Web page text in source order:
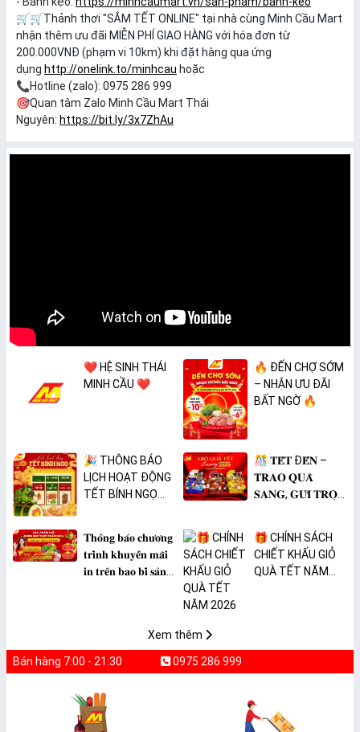
🛒🛒Thảnh thơi "SẮM TẾT ONLINE" tại nhà cùng Minh Cầu Mart
nhận thêm ưu đãi MIỄN PHÍ GIAO HÀNG với hóa đơn từ
200.000VNĐ (phạm vi 10km) khi đặt hàng qua ứng
dụng http://onelink.to/minhcau hoặc
📞Hotline (zalo): 0975 286 999
🎯Quan tâm Zalo Minh Cầu Mart Thái
Nguyên: https://bit.ly/3x7ZhAu
❤️ HỆ SINH THÁI
MINH CẦU ❤️
🔥 ĐẾN CHỢ SỚM
– NHẬN ƯU ĐÃI
BẤT NGỜ 🔥
🎉 THÔNG BÁO
LỊCH HOẠT ĐỘNG
TẾT BÍNH NGỌ
🎊 𝐓𝐄̂́𝐓 Đ𝐄̂́𝐍 –
𝐓𝐑𝐀𝐎 𝐐𝐔𝐀̀
𝐒𝐀𝐍𝐆, 𝐆𝐔̛̉𝐈 𝐓𝐑𝐎̣𝐍
𝐓𝐡𝐨̂𝐧𝐠 𝐛𝐚́𝐨 𝐜𝐡𝐮̛𝐨̛𝐧𝐠
𝐭𝐫𝐢̀𝐧𝐡 𝐤𝐡𝐮𝐲𝐞̂́𝐧 𝐦𝐚̃𝐢
𝐢𝐧 𝐭𝐫𝐞̂𝐧 𝐛𝐚𝐨 𝐛𝐢̀ 𝐬𝐚̉𝐧
🎁 CHÍNH SÁCH
CHIẾT KHẤU GIỎ
QUÀ TẾT NĂM
Xem thêm
Bán hàng 7:00 - 21:30 0975 286 999